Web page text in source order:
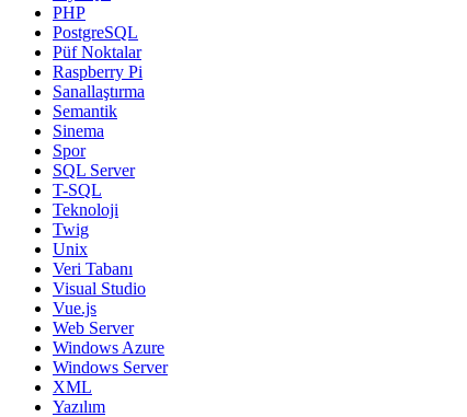
PHP
PostgreSQL
Püf Noktalar
Raspberry Pi
Sanallaştırma
Semantik
Sinema
Spor
SQL Server
T-SQL
Teknoloji
Twig
Unix
Veri Tabanı
Visual Studio
Vue.js
Web Server
Windows Azure
Windows Server
XML
Yazılım